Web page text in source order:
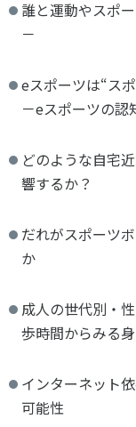
誰と運動やスポ
－
eスポーツは“ス
－eスポーツの認
どのような自宅
響するか？
だれがスポーツ
か
成人の世代別・
歩時間からみる
インターネット
可能性